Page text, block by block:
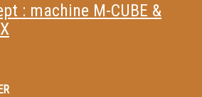
: machine M-CUBE &